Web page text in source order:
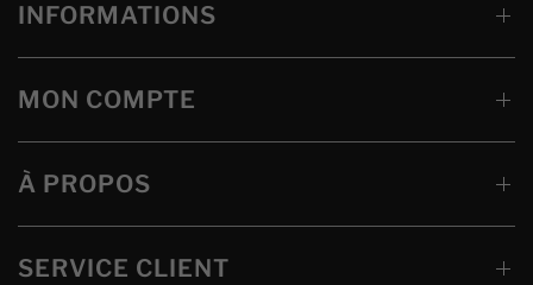
INFORMATIONS
MON COMPTE
À PROPOS
SERVICE CLIENT